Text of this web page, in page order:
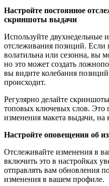
Настройте постоянное
скриншоты выдачи
Используйте двухнедельные
отслеживания позиций. Если
волатильна или сезонна, вы
но это может создать
вы видите колебания позиций
происходит.
Регулярно делайте
топовых ключевых слов. Это
изменения макета выдачи,
Настройте оповещения об
Отслеживайте изменения в
включить это в настройках
отправлять вам обновления
изменения в вашем профиле.